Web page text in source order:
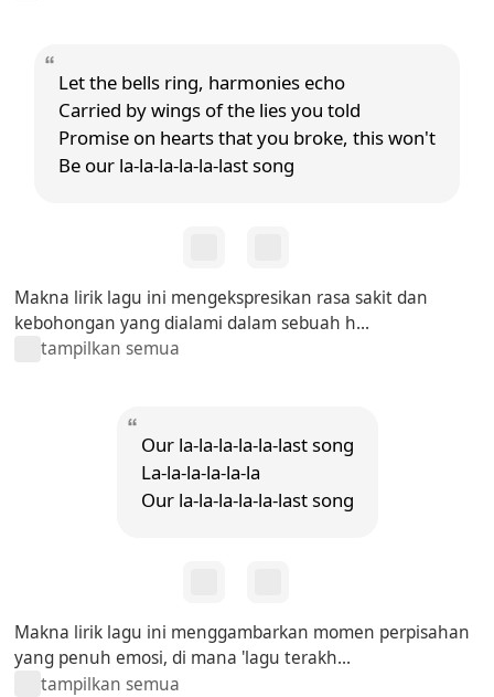
Let the bells ring, harmonies echo
Carried by wings of the lies you told
Promise on hearts that you broke, this won't
Be our la-la-la-la-la-last song
Makna lirik lagu ini mengekspresikan rasa sakit dan
kebohongan yang dialami dalam sebuah h...
tampilkan semua
Our la-la-la-la-la-last song
La-la-la-la-la-la
Our la-la-la-la-la-last song
Makna lirik lagu ini menggambarkan momen perpisahan
yang penuh emosi, di mana 'lagu terakh...
tampilkan semua